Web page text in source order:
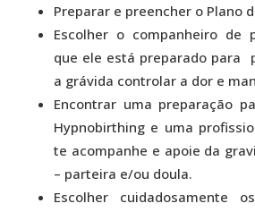
Preparar e preencher o Plano
Escolher o companheiro de
que ele está preparado para
a grávida controlar a dor e
Encontrar uma preparação
Hypnobirthing e uma
te acompanhe e apoie da
– parteira e/ou doula.
Escolher cuidadosamente